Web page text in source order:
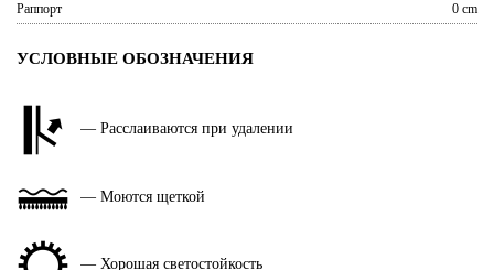
Раппорт
0 cm
УСЛОВНЫЕ ОБОЗНАЧЕНИЯ
— Расслаиваются при удалении
— Моются щеткой
— Хорошая светостойкость